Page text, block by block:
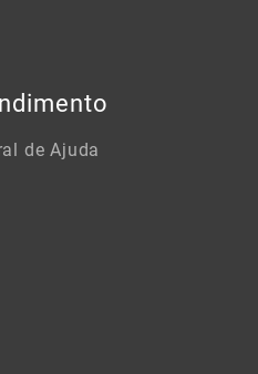
de Ajuda